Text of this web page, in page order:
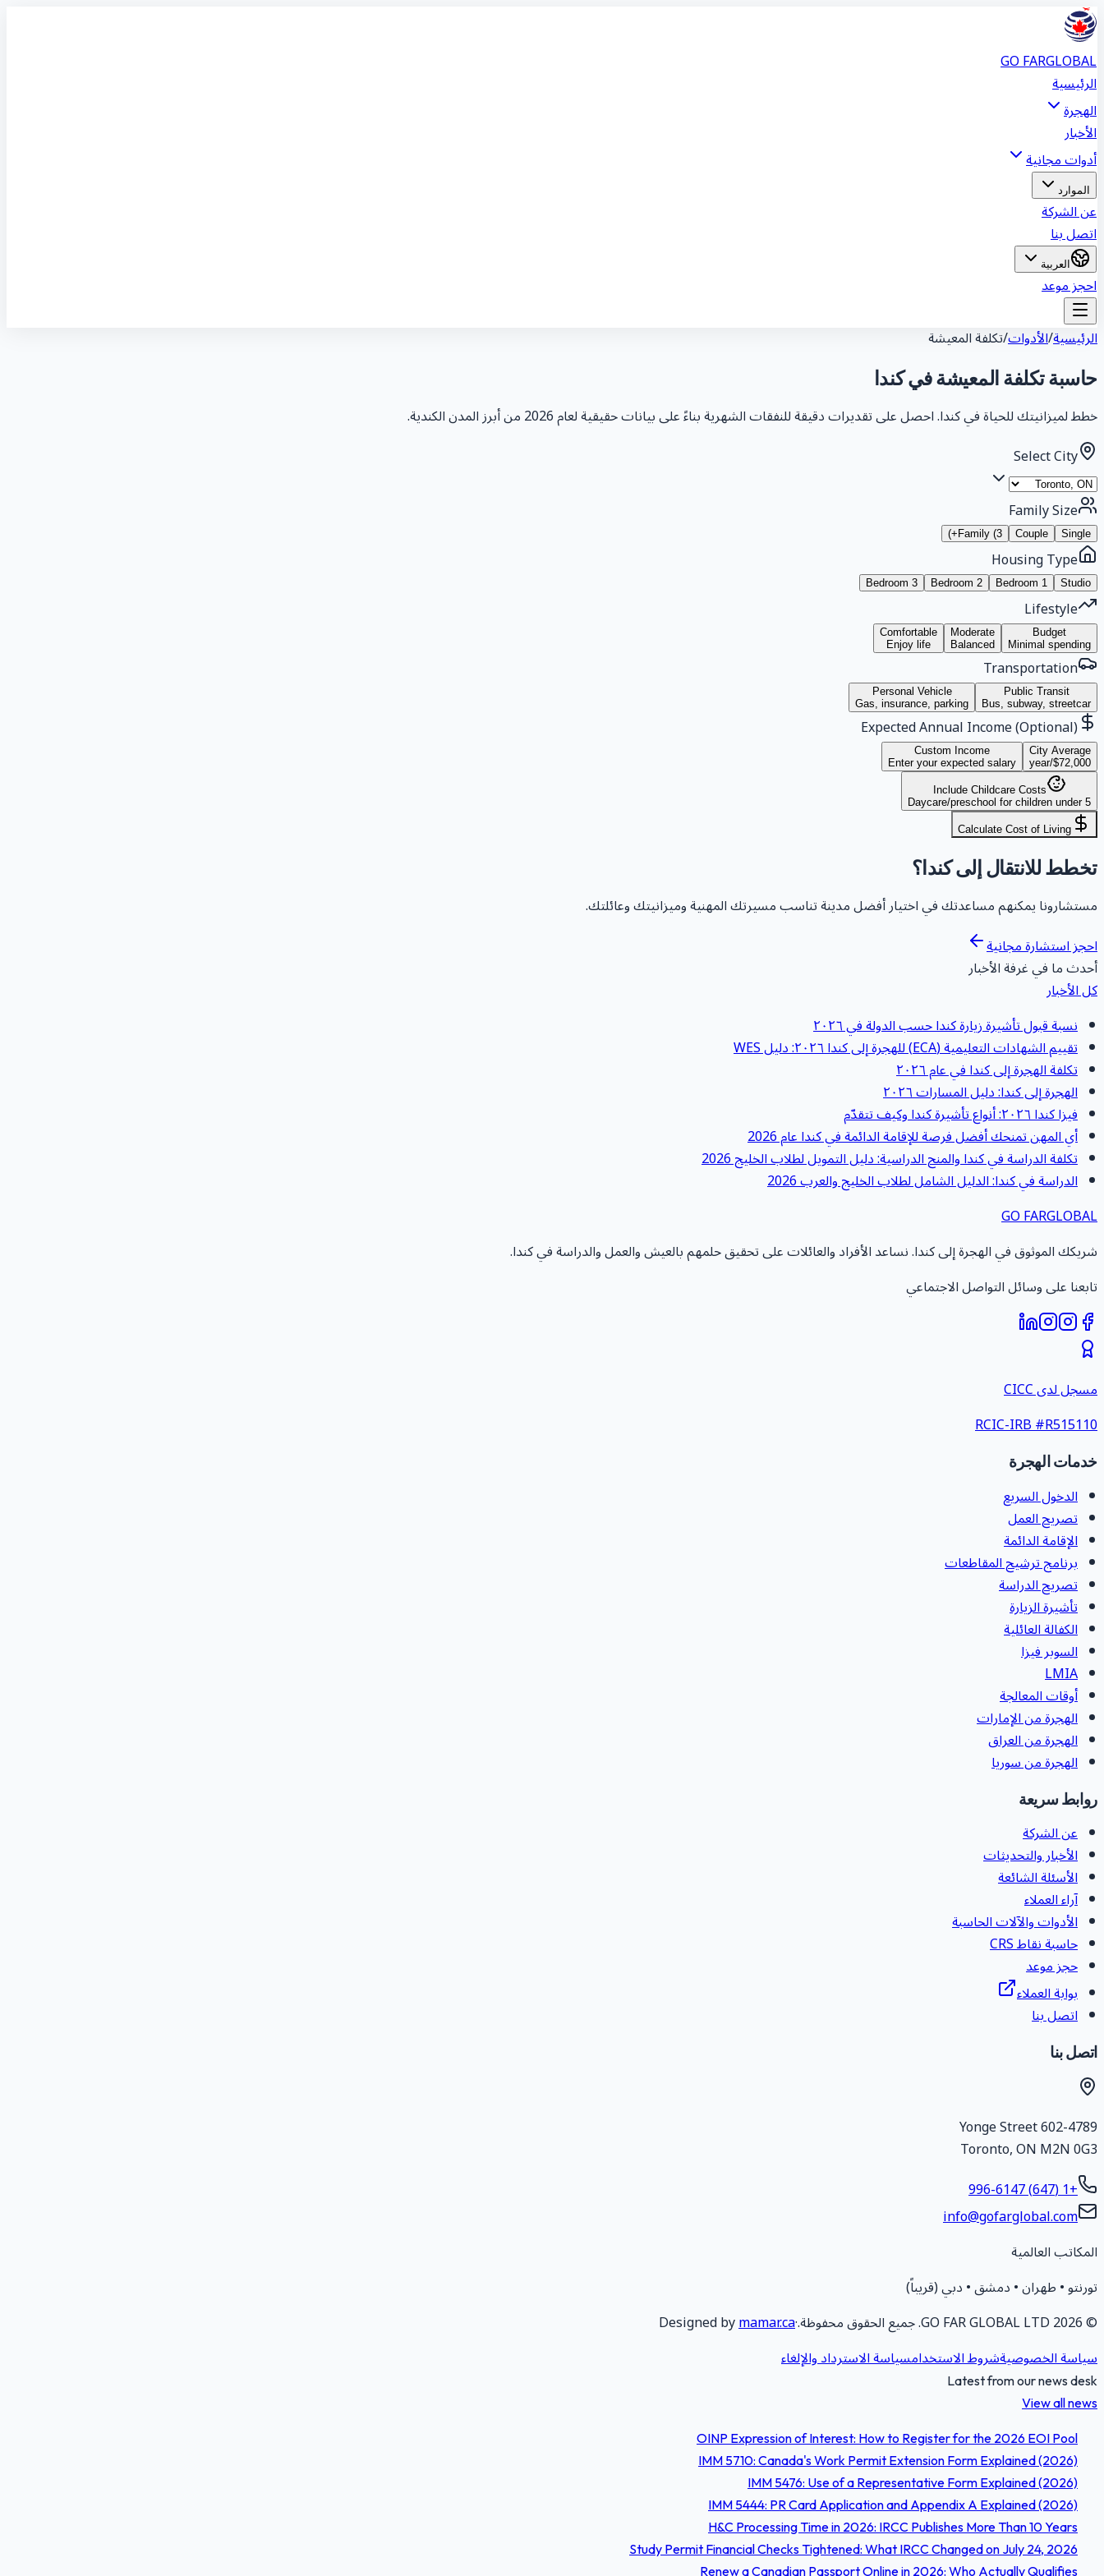
GO FARGLOBAL
الرئيسية
الهجرة
الأخبار
أدوات مجانية
الموارد
عن الشركة
اتصل بنا
العربية
احجز موعد
الرئيسية/الأدوات/تكلفة المعيشة
حاسبة تكلفة المعيشة في كندا
خطط لميزانيتك للحياة في كندا. احصل على تقديرات دقيقة للنفقات الشهرية بناءً على بيانات حقيقية لعام 2026 من أبرز المدن الكندية.
Select City
Family Size
Single
Couple
Family (3+)
Housing Type
Studio
1 Bedroom
2 Bedroom
3 Bedroom
Lifestyle
Budget
Minimal spending
Moderate
Balanced
Comfortable
Enjoy life
Transportation
Public Transit
Bus, subway, streetcar
Personal Vehicle
Gas, insurance, parking
Expected Annual Income (Optional)
City Average
$72,000
/year
Custom Income
Enter your expected salary
Include Childcare Costs
Daycare/preschool for children under 5
Calculate Cost of Living
تخطط للانتقال إلى كندا؟
مستشارونا يمكنهم مساعدتك في اختيار أفضل مدينة تناسب مسيرتك المهنية وميزانيتك وعائلتك.
احجز استشارة مجانية
أحدث ما في غرفة الأخبار
كل الأخبار
نسبة قبول تأشيرة زيارة كندا حسب الدولة في ٢٠٢٦
تقييم الشهادات التعليمية (ECA) للهجرة إلى كندا ٢٠٢٦: دليل WES
تكلفة الهجرة إلى كندا في عام ٢٠٢٦
الهجرة إلى كندا: دليل المسارات ٢٠٢٦
فيزا كندا ٢٠٢٦: أنواع تأشيرة كندا وكيف تتقدّم
أي المهن تمنحك أفضل فرصة للإقامة الدائمة في كندا عام 2026
تكلفة الدراسة في كندا والمنح الدراسية: دليل التمويل لطلاب الخليج 2026
الدراسة في كندا: الدليل الشامل لطلاب الخليج والعرب 2026
GO FARGLOBAL
شريكك الموثوق في الهجرة إلى كندا. نساعد الأفراد والعائلات على تحقيق حلمهم بالعيش والعمل والدراسة في كندا.
تابعنا على وسائل التواصل الاجتماعي
مسجل لدى CICC
RCIC-IRB #R515110
خدمات الهجرة
الدخول السريع
تصريح العمل
الإقامة الدائمة
برنامج ترشيح المقاطعات
تصريح الدراسة
تأشيرة الزيارة
الكفالة العائلية
السوبر فيزا
LMIA
أوقات المعالجة
الهجرة من الإمارات
الهجرة من العراق
الهجرة من سوريا
روابط سريعة
عن الشركة
الأخبار والتحديثات
الأسئلة الشائعة
آراء العملاء
الأدوات والآلات الحاسبة
حاسبة نقاط CRS
حجز موعد
بوابة العملاء
اتصل بنا
اتصل بنا
602-4789 Yonge Street
Toronto,ONM2N 0G3
+1 (647) 996-6147
info@gofarglobal.com
المكاتب العالمية
تورنتو • طهران • دمشق • دبي (قريباً)
©
2026
GO FAR GLOBAL LTD. جميع الحقوق محفوظة.·
Designed bymamar.ca
سياسة الخصوصيةشروط الاستخدامسياسة الاسترداد والإلغاء
Latest from our news desk
View all news
OINP Expression of Interest: How to Register for the 2026 EOI Pool
IMM 5710: Canada's Work Permit Extension Form Explained (2026)
IMM 5476: Use of a Representative Form Explained (2026)
IMM 5444: PR Card Application and Appendix A Explained (2026)
H&C Processing Time in 2026: IRCC Publishes More Than 10 Years
Study Permit Financial Checks Tightened: What IRCC Changed on July 24, 2026
Renew a Canadian Passport Online in 2026: Who Actually Qualifies